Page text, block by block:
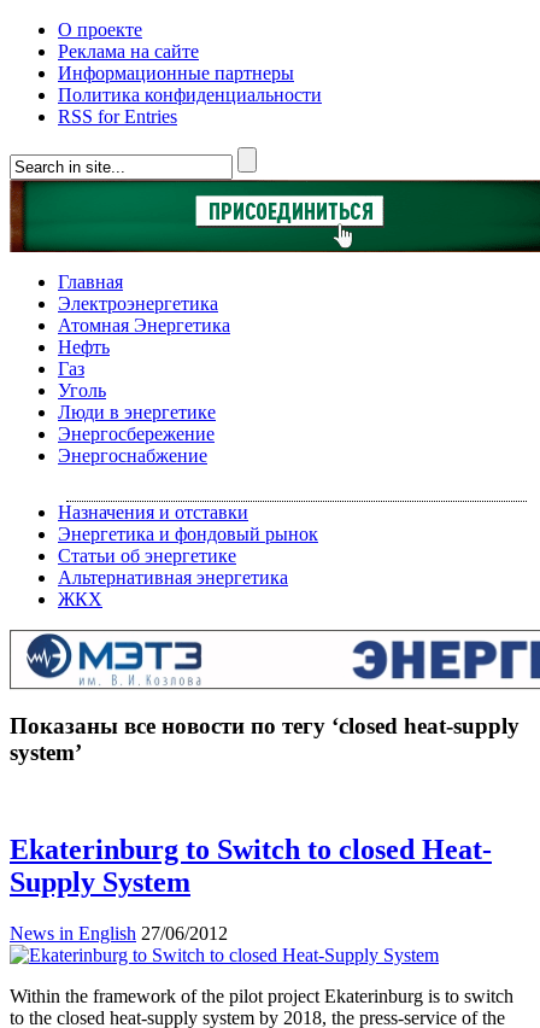
О проекте
Реклама на сайте
Информационные партнеры
Политика конфиденциальности
RSS for Entries
Главная
Электроэнергетика
Атомная Энергетика
Нефть
Газ
Уголь
Люди в энергетике
Энергосбережение
Энергоснабжение
Назначения и отставки
Энергетика и фондовый рынок
Статьи об энергетике
Альтернативная энергетика
ЖКХ
Показаны все новости по тегу ‘closed heat-supply
system’
Ekaterinburg to Switch to closed Heat-
Supply System
News in English 27/06/2012
Within the framework of the pilot project Ekaterinburg is to switch
to the closed heat-supply system by 2018, the press-service of the